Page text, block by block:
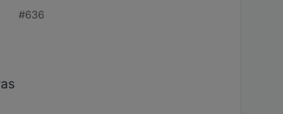
#636